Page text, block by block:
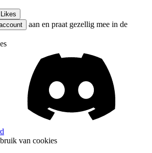
Likes
aan en praat gezellig mee in de
van cookies